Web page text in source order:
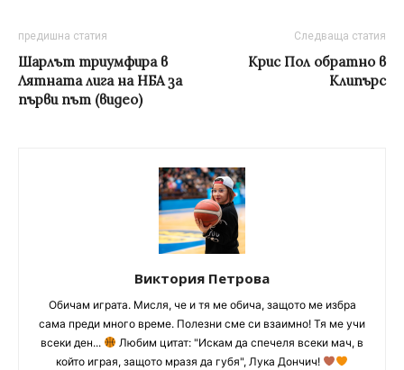
предишна статия
Шарлът триумфира в
Лятната лига на НБА за
първи път (видео)
Следваща статия
Крис Пол обратно в
Клипърс
Виктория Петрова
Обичам играта. Мисля, че и тя ме обича, защото ме избра
сама преди много време. Полезни сме си взаимно! Тя ме учи
всеки ден...
Любим цитат: "Искам да спечеля всеки мач, в
който играя, защото мразя да губя", Лука Дончич!